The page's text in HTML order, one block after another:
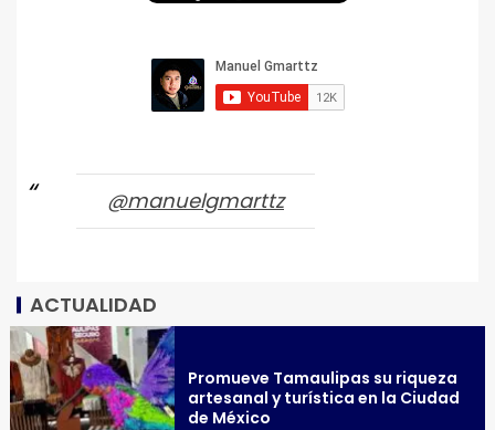
@manuelgmarttz
ACTUALIDAD
Promueve Tamaulipas su riqueza
artesanal y turística en la Ciudad
de México